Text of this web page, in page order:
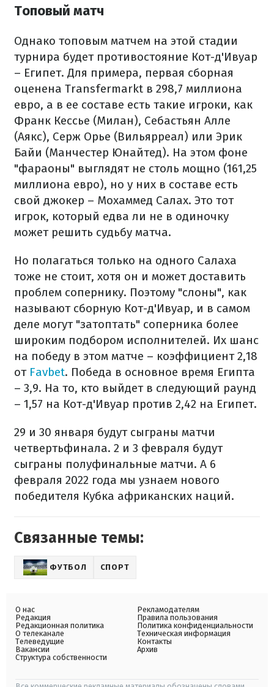
Топовый матч
Однако топовым матчем на этой стадии
турнира будет противостояние Кот-д'Ивуар
– Египет. Для примера, первая сборная
оценена Transfermarkt в 298,7 миллиона
евро, а в ее составе есть такие игроки, как
Франк Кессье (Милан), Себастьян Алле
(Аякс), Серж Орье (Вильярреал) или Эрик
Байи (Манчестер Юнайтед). На этом фоне
"фараоны" выглядят не столь мощно (161,25
миллиона евро), но у них в составе есть
свой джокер – Мохаммед Салах. Это тот
игрок, который едва ли не в одиночку
может решить судьбу матча.
Но полагаться только на одного Салаха
тоже не стоит, хотя он и может доставить
проблем сопернику. Поэтому "слоны", как
называют сборную Кот-д'Ивуар, и в самом
деле могут "затоптать" соперника более
широким подбором исполнителей. Их шанс
на победу в этом матче – коэффициент 2,18
от Favbet. Победа в основное время Египта
– 3,9. На то, кто выйдет в следующий раунд
– 1,57 на Кот-д'Ивуар против 2,42 на Египет.
29 и 30 января будут сыграны матчи
четвертьфинала. 2 и 3 февраля будут
сыграны полуфинальные матчи. А 6
февраля 2022 года мы узнаем нового
победителя Кубка африканских наций.
Связанные темы:
ФУТБОЛ СПОРТ
О нас
Редакция
Редакционная политика
О телеканале
Телеведущие
Вакансии
Структура собственности
Рекламодателям
Правила пользования
Политика конфиденциальности
Техническая информация
Контакты
Архив